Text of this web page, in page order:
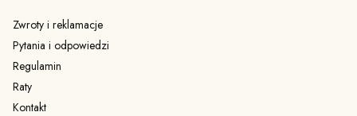
Zwroty i reklamacje
Pytania i odpowiedzi
Regulamin
Raty
Kontakt